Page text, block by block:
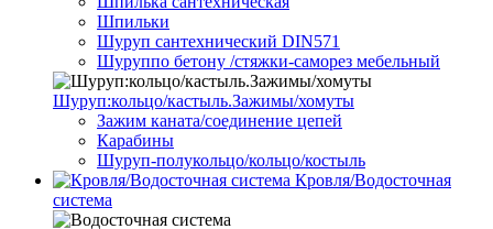
Шпильки
Шуруп сантехнический DIN571
Шуруппо бетону /стяжки-саморез мебельный
Шуруп:кольцо/кастыль.Зажимы/хомуты
Зажим каната/соединение цепей
Карабины
Шуруп-полукольцо/кольцо/костыль
Кровля/Водосточная
система